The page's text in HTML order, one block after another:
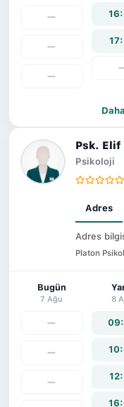
—
—
—
Psk. Elif
Psikoloji
Adres
Adres
Platon
Bugün
7 Ağu
—
—
—
8